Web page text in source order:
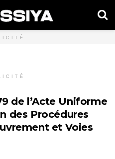
de l’Acte Uniforme
des Procédures
et Voies